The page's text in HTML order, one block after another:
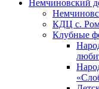
Немчиновский
КДЦ с.
Клубные